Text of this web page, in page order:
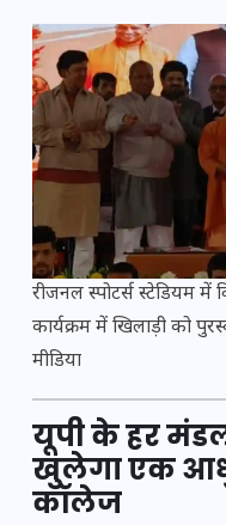
रीजनल स्पोटर्स स्टेडियम
कार्यक्रम में खिलाड़ी को
मीडिया
यूपी के हर
खुलेगा एक
कॉलेज